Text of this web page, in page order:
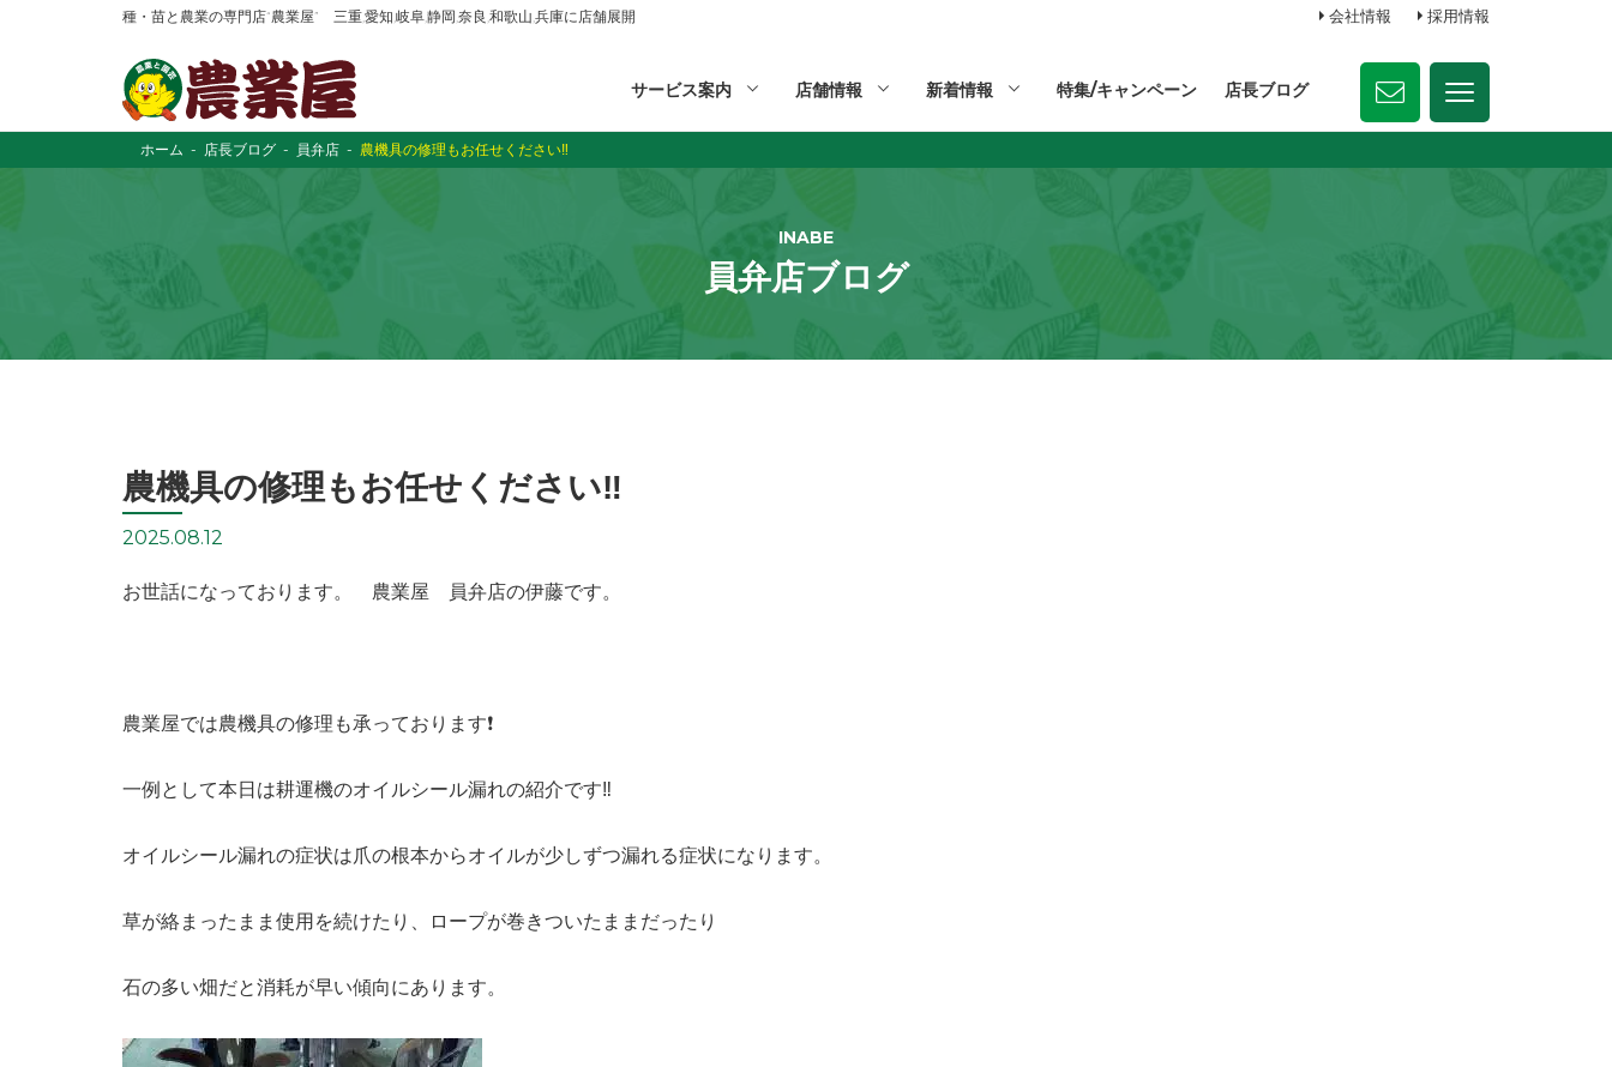
種・苗と農業の専門店“農業屋” 三重,愛知,岐阜,静岡,奈良,和歌山,兵庫に店舗展開 会社情報 採用情報
サービス案内 店舗情報 新着情報 特集/キャンペーン 店長ブログ
ホーム 店長ブログ 員弁店 農機具の修理もお任せください‼️
INABE
員弁店ブログ
農機具の修理もお任せください‼️
2025.08.12
お世話になっております。 農業屋 員弁店の伊藤です。
農業屋では農機具の修理も承っております❗️
一例として本日は耕運機のオイルシール漏れの紹介です‼️
オイルシール漏れの症状は爪の根本からオイルが少しずつ漏れる症状になります。
草が絡まったまま使用を続けたり、ロープが巻きついたままだったり
石の多い畑だと消耗が早い傾向にあります。